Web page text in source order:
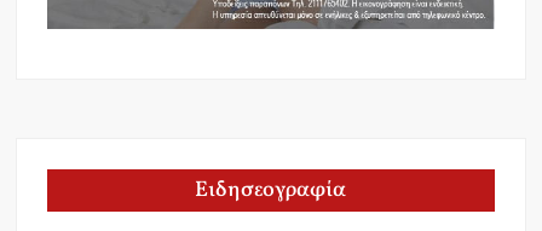
Ειδησεογραφία